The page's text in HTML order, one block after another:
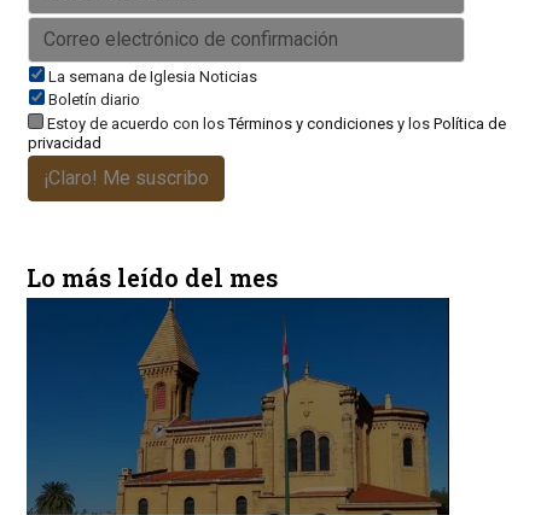
La semana de Iglesia Noticias
Boletín diario
Estoy de acuerdo con losTérminos y condicionesy los Política de
privacidad
¡Claro! Me suscribo
Lo más leído del mes